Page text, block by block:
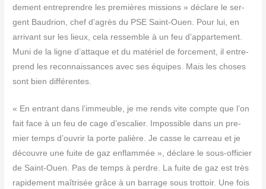
de­ment entre­prendre les pre­mières mis­sions » déclare le ser­
gent Bau­drion, chef d’agrès du PSE Saint-Ouen. Pour lui, en
arri­vant sur les lieux, cela res­semble à un feu d’appartement.
Muni de la ligne d’attaque et du maté­riel de for­ce­ment, il entre­
prend les recon­nais­sances avec ses équipes. Mais les choses
sont bien différentes.
« En entrant dans l’immeuble, je me rends vite compte que l’on
fait face à un feu de cage d’escalier. Impos­sible dans un pre­
mier temps d’ouvrir la porte palière. Je casse le car­reau et je
découvre une fuite de gaz enflam­mée », déclare le sous-offi­cier
de Saint-Ouen. Pas de temps à perdre. La fuite de gaz est très
rapi­de­ment maî­tri­sée grâce à un bar­rage sous trot­toir. Une fois